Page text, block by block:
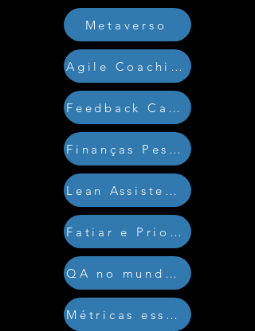
Metaverso
Agile Coaching de alto Impacto
Feedback Canvas
Finanças Pessoais Ágeis
Lean Assistente
Fatiar e Priorizar
QA no mundo Ágil
Métricas essenciais